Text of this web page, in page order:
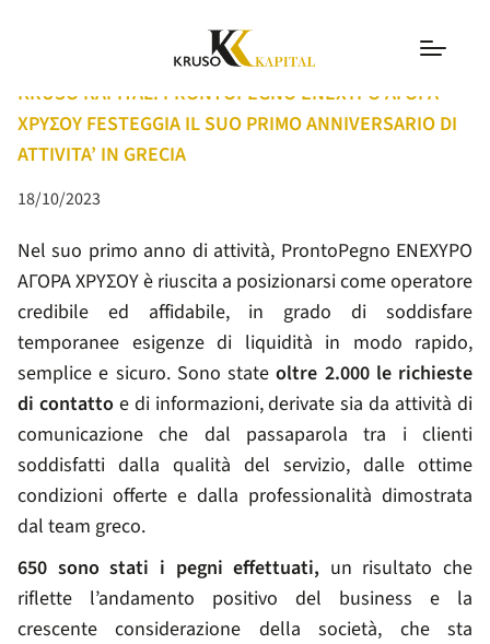
KRUSO KAPITAL: PRONTOPEGNO ΕΝΕΧΥΡΟ ΑΓΟΡΑ
ΧΡΥΣΟΥ FESTEGGIA IL SUO PRIMO ANNIVERSARIO DI
ATTIVITA’ IN GRECIA
18/10/2023
Nel suo primo anno di attività, ProntoPegno ΕΝΕΧΥΡΟ
ΑΓΟΡΑ ΧΡΥΣΟΥ è riuscita a posizionarsi come operatore
credibile ed affidabile, in grado di soddisfare
temporanee esigenze di liquidità in modo rapido,
semplice e sicuro. Sono stateoltre 2.000 le richieste
di contattoe di informazioni, derivate sia da attività di
comunicazione che dal passaparola tra i clienti
soddisfatti dalla qualità del servizio, dalle ottime
condizioni offerte e dalla professionalità dimostrata
dal team greco.
650 sono stati i pegni effettuati, un risultato che
riflette l’andamento positivo del business e la
crescente considerazione della società, che sta